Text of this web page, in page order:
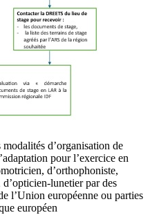
d’organisation de
pour l’exercice en
d’orthophoniste,
lunetier par des
l’Union européenne ou parties
européen